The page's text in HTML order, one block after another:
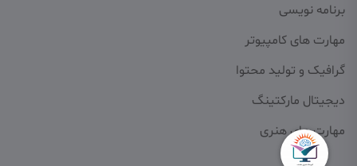
برنامه نویسی
مهارت های کامپیوتر
گرافیک و تولید محتوا
دیجیتال مارکتینگ
مهارت های هنری